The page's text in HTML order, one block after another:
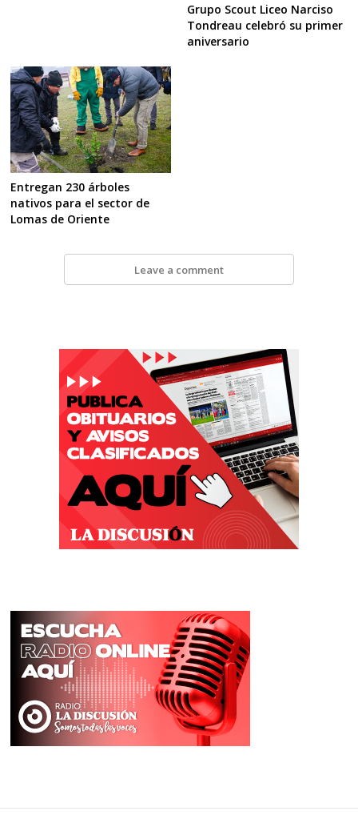
Grupo Scout Liceo Narciso
Tondreau celebró su primer
aniversario
Entregan 230 árboles
nativos para el sector de
Lomas de Oriente
Leave a comment